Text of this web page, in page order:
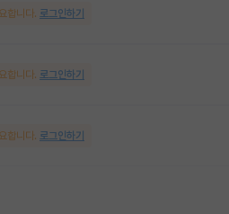
합니다. 로그인하기
합니다. 로그인하기
합니다. 로그인하기